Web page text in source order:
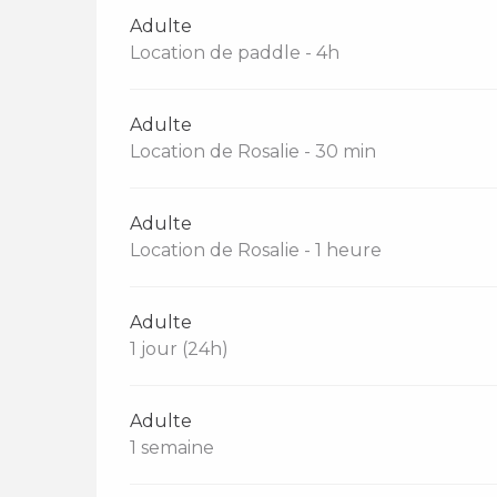
Adulte
Location de paddle - 4h
Adulte
Location de Rosalie - 30 min
Adulte
Location de Rosalie - 1 heure
Adulte
1 jour (24h)
Adulte
1 semaine